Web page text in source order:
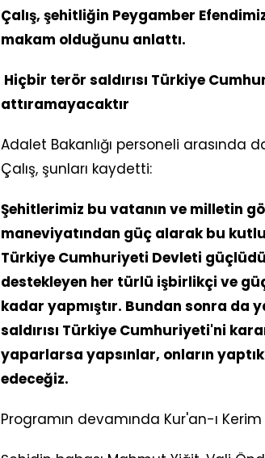
Çalış, şehitliğin Peygamber
makam olduğunu anlattı.
Hiçbir terör saldırısı Türkiye
attıramayacaktır
Adalet Bakanlığı personeli
Çalış, şunları kaydetti:
Şehitlerimiz bu vatanın ve milletin
maneviyatından güç alarak bu
Türkiye Cumhuriyeti Devleti
destekleyen her türlü işbirlikçi ve
kadar yapmıştır. Bundan sonra da
saldırısı Türkiye Cumhuriyeti'ni
yaparlarsa yapsınlar, onların
edeceğiz.
Programın devamında Kur'an-ı